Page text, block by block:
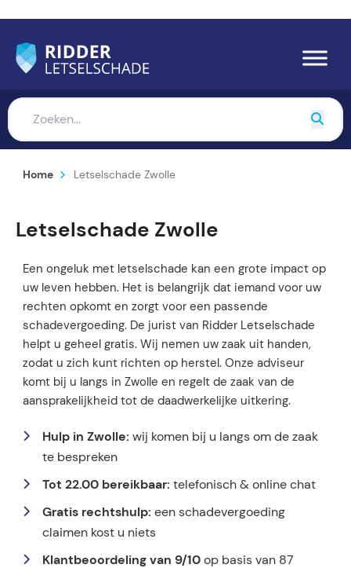
Home Letselschade Zwolle
Letselschade Zwolle
Een ongeluk met letselschade kan een grote impact op
uw leven hebben. Het is belangrijk dat iemand voor uw
rechten opkomt en zorgt voor een passende
schadevergoeding. De jurist van Ridder Letselschade
helpt u geheel gratis. Wij nemen uw zaak uit handen,
zodat u zich kunt richten op herstel. Onze adviseur
komt bij u langs in Zwolle en regelt de zaak van de
aansprakelijkheid tot de daadwerkelijke uitkering.
Hulp in Zwolle: wij komen bij u langs om de zaak
te bespreken
Tot 22.00 bereikbaar: telefonisch & online chat
Gratis rechtshulp: een schadevergoeding
claimen kost u niets
Klantbeoordeling van 9/10op basis van 87